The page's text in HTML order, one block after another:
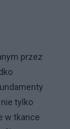
przez
tylko
w tkance